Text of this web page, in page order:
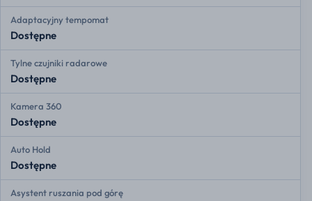
Adaptacyjny tempomat
Dostępne
Tylne czujniki radarowe
Dostępne
Kamera 360
Dostępne
Auto Hold
Dostępne
Asystent ruszania pod górę